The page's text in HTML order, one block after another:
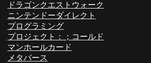
ドラゴンクエストウォーク
ニンテンドーダイレクト
プログラミング
プロジェクト：；コールド
マンホールカード
メタバース